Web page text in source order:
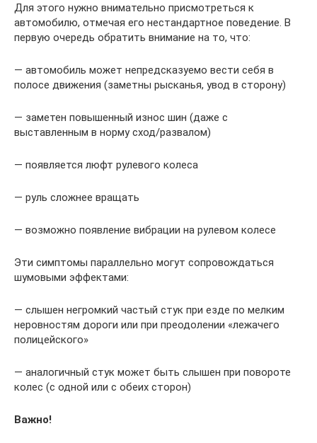
Для этого нужно внимательно присмотреться к
автомобилю, отмечая его нестандартное поведение. В
первую очередь обратить внимание на то, что:
— автомобиль может непредсказуемо вести себя в
полосе движения (заметны рысканья, увод в сторону)
— заметен повышенный износ шин (даже с
выставленным в норму сход/развалом)
— появляется люфт рулевого колеса
— руль сложнее вращать
— возможно появление вибрации на рулевом колесе
Эти симптомы параллельно могут сопровождаться
шумовыми эффектами:
— слышен негромкий частый стук при езде по мелким
неровностям дороги или при преодолении «лежачего
полицейского»
— аналогичный стук может быть слышен при повороте
колес (с одной или с обеих сторон)
Важно!